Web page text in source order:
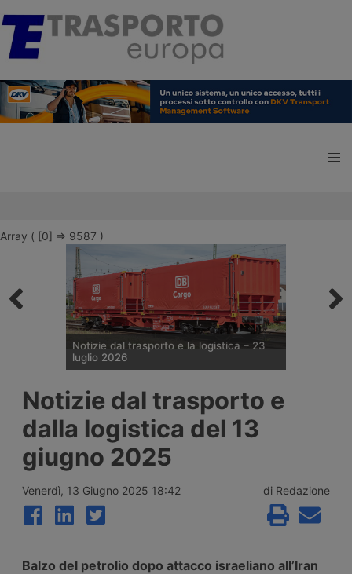
Array ( [0] => 9587 )
Notizie dal trasporto e la logistica – 23
luglio 2026
approva portacontainer nucleare –
Imbarcati 1.500 suv Lepas per l’Europa –
Mercitalia ottiene manovre ferroviarie a
Genova e Savona – Gls potenzia a Bolzano
Notizie dal trasporto e
dalla logistica del 13
giugno 2025
Venerdì, 13 Giugno 2025 18:42 di Redazione
Balzo del petrolio dopo attacco israeliano all’Iran